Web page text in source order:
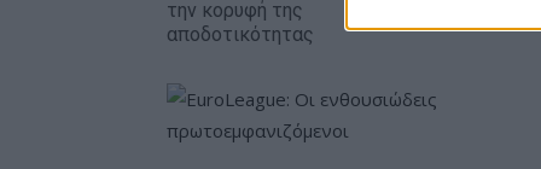
την κορυφή της
αποδοτικότητας